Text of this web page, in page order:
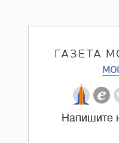
ГАЗЕТА
Напишите